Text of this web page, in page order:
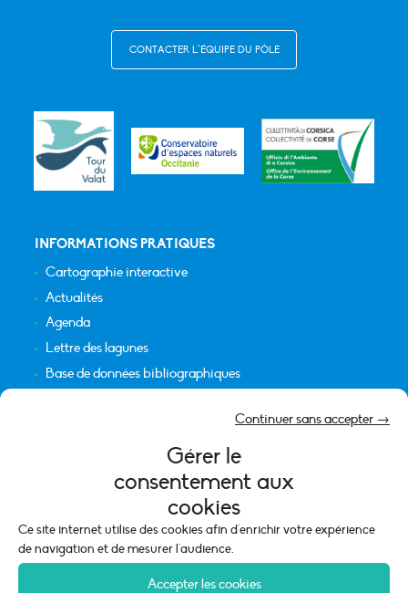
Gérer le
consentement aux
cookies
Ce site internet utilise des cookies afin d'enrichir votre expérience
de navigation et de mesurer l'audience.
Accepter les cookies
Continuer sans accepter →
CONTACTER L’ÉQUIPE DU PÔLE
INFORMATIONS PRATIQUES
Cartographie interactive
Actualités
Agenda
Lettre des lagunes
Base de données bibliographiques
Mentions légales
Politique de cookies (UE)